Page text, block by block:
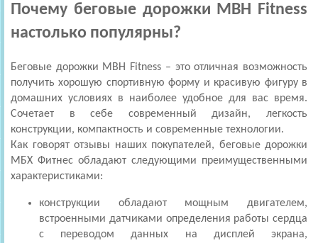
Почему беговые дорожки MBH Fitness
настолько популярны?
Беговые дорожки MBH Fitness – это отличная возможность
получить хорошую спортивную форму и красивую фигуру в
домашних условиях в наиболее удобное для вас время.
Сочетает в себе современный дизайн, легкость
конструкции, компактность и современные технологии.
Как говорят отзывы наших покупателей, беговые дорожки
МБХ Фитнес обладают следующими преимущественными
характеристиками:
конструкции обладают мощным двигателем,
встроенными датчиками определения работы сердца
с переводом данных на дисплей экрана,